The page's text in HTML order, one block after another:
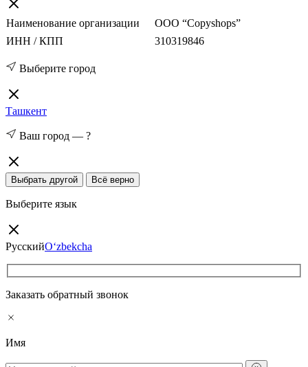
Наименование организации
ООО “Copyshops”
ИНН / КПП
310319846
Выберите город
Ташкент
Ваш город — ?
Выбрать другой Всё верно
Выберите язык
РусскийO‘zbekcha
Заказать обратный звонок
Имя